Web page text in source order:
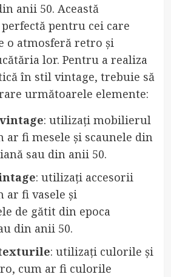
anii 50. Această
pentru cei care
o atmosferă retro și
lor. Pentru a realiza
în stil vintage, trebuie să
următoarele elemente:
: utilizați mobilierul
ar fi mesele și scaunele din
sau din anii 50.
: utilizați accesorii
ar fi vasele și
de gătit din epoca
din anii 50.
: utilizați culorile și
cum ar fi culorile